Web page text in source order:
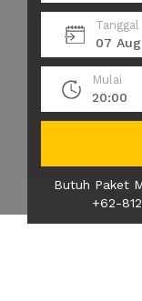
Tanggal
07
Mulai
20:00
Butuh Paket
+62-